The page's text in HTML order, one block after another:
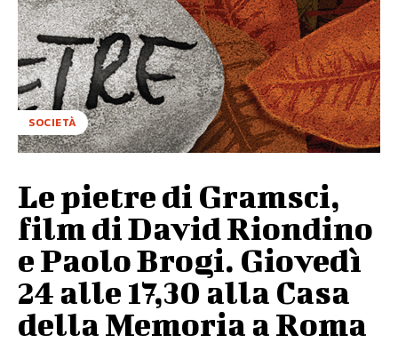
SOCIETÀ
Le pietre di Gramsci,
film di David Riondino
e Paolo Brogi. Giovedì
24 alle 17,30 alla Casa
della Memoria a Roma